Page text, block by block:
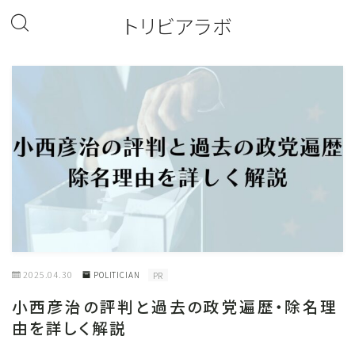
トリビアラボ
2025.04.30 POLITICIAN PR
小西彦治の評判と過去の政党遍歴・除名理
由を詳しく解説